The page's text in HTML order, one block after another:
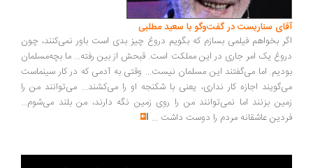
سناریست در گفت‌وگو با سعید مطلبی
بخواهم فیلمی بسازم که بگویم دروغ چیز بدی است باور نمی‌کنند، چون
یک امر جاری در این مملکت است. قبحش از بین رفته... ما بچه‌مسلمان
اما می‌گفتند این مسلمان نیست... وقتی به آدمی که در کار سینماست
اجازه کار نداری، یعنی با شکنجه او را می‌کشند... می‌توانند من را
بزنند اما نمی‌توانند من را روی زمین نگه دارند، من بلند می‌شوم...
عاشقانه مردم را دوست داشت ...